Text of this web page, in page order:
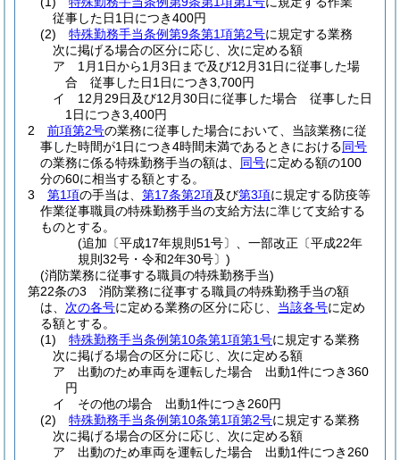
従事した日1日につき400円
(2)
特殊勤務手当条例第9条第1項第2号に規定する業務
次に掲げる場合の区分に応じ、次に定める額
ア
1月1日から1月3日まで及び12月31日に従事した場
合 従事した日1日につき3,700円
イ
12月29日及び12月30日に従事した場合 従事した日
1日につき3,400円
2
前項第2号の業務に従事した場合において、当該業務に従
事した時間が1日につき4時間未満であるときにおける同号
の業務に係る特殊勤務手当の額は、 同号に定める額の100
分の60に相当する額とする。
3
第1項の手当は、 第17条第2項及び第3項に規定する防疫等
作業従事職員の特殊勤務手当の支給方法に準じて支給する
ものとする。
(追加〔平成17年規則51号〕、一部改正〔平成22年
規則32号・令和2年30号〕)
(消防業務に従事する職員の特殊勤務手当)
第22条の3
消防業務に従事する職員の特殊勤務手当の額
は、 次の各号に定める業務の区分に応じ、 当該各号に定め
る額とする。
(1)
特殊勤務手当条例第10条第1項第1号に規定する業務
次に掲げる場合の区分に応じ、次に定める額
ア
出動のため車両を運転した場合 出動1件につき360
円
イ
その他の場合 出動1件につき260円
(2)
特殊勤務手当条例第10条第1項第2号に規定する業務
次に掲げる場合の区分に応じ、次に定める額
ア
出動のため車両を運転した場合 出動1件につき260